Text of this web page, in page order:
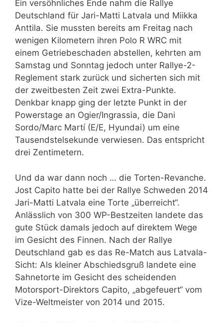
Ein versöhnliches Ende nahm die Rallye
Deutschland für Jari-Matti Latvala und Miikka
Anttila. Sie mussten bereits am Freitag nach
wenigen Kilometern ihren Polo R WRC mit
einem Getriebeschaden abstellen, kehrten am
Samstag und Sonntag jedoch unter Rallye-2-
Reglement stark zurück und sicherten sich mit
der zweitbesten Zeit zwei Extra-Punkte.
Denkbar knapp ging der letzte Punkt in der
Powerstage an Ogier/Ingrassia, die Dani
Sordo/Marc Martí (E/E, Hyundai) um eine
Tausendstelsekunde verwiesen. Das entspricht
drei Zentimetern.
Und da war dann noch … die Torten-Revanche.
Jost Capito hatte bei der Rallye Schweden 2014
Jari-Matti Latvala eine Torte „überreicht“.
Anlässlich von 300 WP-Bestzeiten landete das
gute Stück damals jedoch auf direktem Wege
im Gesicht des Finnen. Nach der Rallye
Deutschland gab es das Re-Match aus Latvala-
Sicht: Als kleiner Abschiedsgruß landete eine
Sahnetorte im Gesicht des scheidenden
Motorsport-Direktors Capito, „abgefeuert“ vom
Vize-Weltmeister von 2014 und 2015.